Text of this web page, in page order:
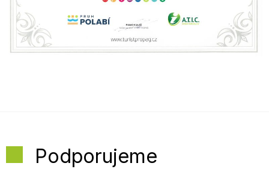
Podporujeme